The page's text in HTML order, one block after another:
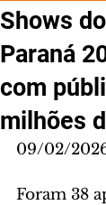
Shows
Paraná
com
milhões
09/02/
Foram 38